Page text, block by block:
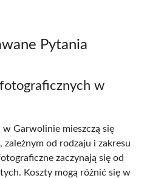
Pytania
fotograficznych w
Garwolinie mieszczą się
od rodzaju i zakresu
zaczynają się od
Koszty mogą różnić się w